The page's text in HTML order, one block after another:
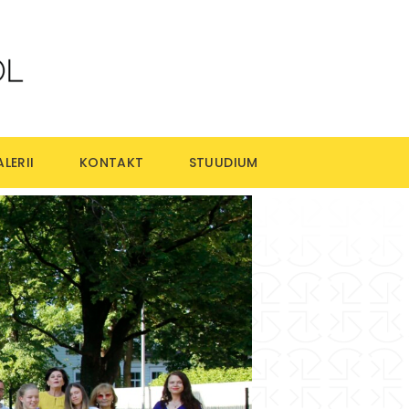
KONTAKT STUUDIUM